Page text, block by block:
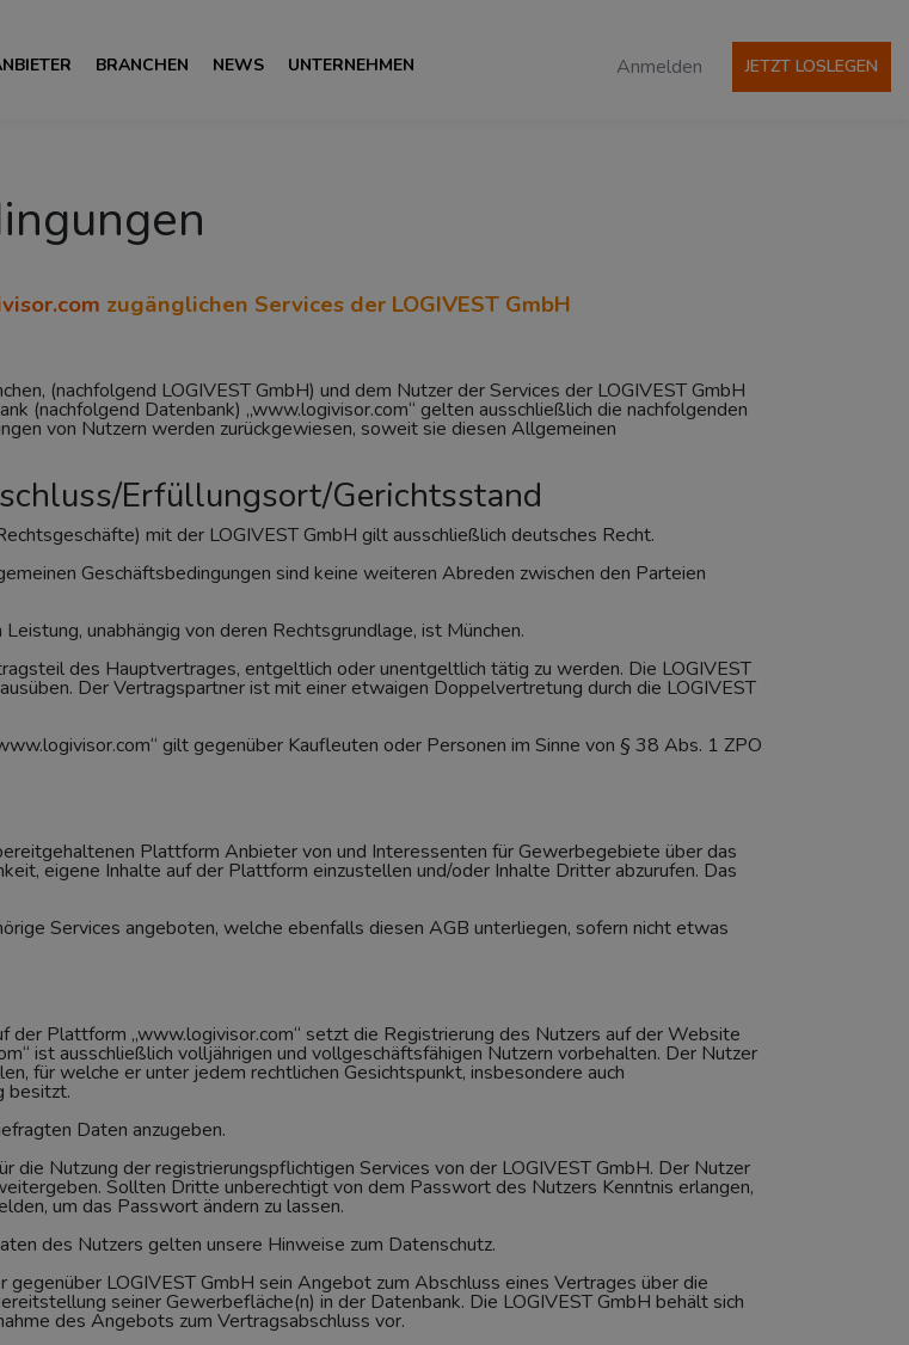
BRANCHEN NEWS UNTERNEHMEN Anmelden JETZT LOSLEGEN
zugänglichen Services der LOGIVEST GmbH
(nachfolgend LOGIVEST GmbH) und dem Nutzer der Services der LOGIVEST GmbH
(nachfolgend Datenbank) „www.logivisor.com“ gelten ausschließlich die nachfolgenden
von Nutzern werden zurückgewiesen, soweit sie diesen Allgemeinen
Erfüllungsort/Gerichtsstand
mit der LOGIVEST GmbH gilt ausschließlich deutsches Recht.
Geschäftsbedingungen sind keine weiteren Abreden zwischen den Parteien
unabhängig von deren Rechtsgrundlage, ist München.
des Hauptvertrages, entgeltlich oder unentgeltlich tätig zu werden. Die LOGIVEST
Der Vertragspartner ist mit einer etwaigen Doppelvertretung durch die LOGIVEST
gilt gegenüber Kaufleuten oder Personen im Sinne von § 38 Abs. 1 ZPO
Plattform Anbieter von und Interessenten für Gewerbegebiete über das
eigene Inhalte auf der Plattform einzustellen und/oder Inhalte Dritter abzurufen. Das
Services angeboten, welche ebenfalls diesen AGB unterliegen, sofern nicht etwas
der Plattform „www.logivisor.com“ setzt die Registrierung des Nutzers auf der Website
ist ausschließlich volljährigen und vollgeschäftsfähigen Nutzern vorbehalten. Der Nutzer
für welche er unter jedem rechtlichen Gesichtspunkt, insbesondere auch
besitzt.
Daten anzugeben.
Nutzung der registrierungspflichtigen Services von der LOGIVEST GmbH. Der Nutzer
Sollten Dritte unberechtigt von dem Passwort des Nutzers Kenntnis erlangen,
um das Passwort ändern zu lassen.
des Nutzers gelten unsere Hinweise zum Datenschutz.
LOGIVEST GmbH sein Angebot zum Abschluss eines Vertrages über die
seiner Gewerbefläche(n) in der Datenbank. Die LOGIVEST GmbH behält sich
des Angebots zum Vertragsabschluss vor.